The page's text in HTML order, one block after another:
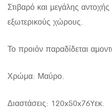
Στιβαρό και μεγάλης αντοχής
εξωτερικούς χώρους.
Το προιόν παραδίδεται
Χρώμα: Μαύρο.
Διαστάσεις: 120x50x76Yεκ.